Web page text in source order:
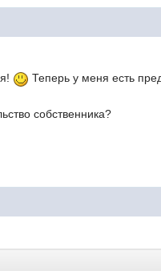
Теперь у меня есть
собственника?